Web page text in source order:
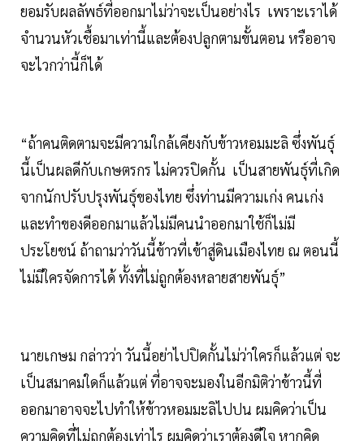
ยอมรับผลลัพธ์ที่ออกมาไม่ว่าจะเป็นอย่างไร เพราะเราได้
จำนวนหัวเชื้อมาเท่านี้และต้องปลูกตามขั้นตอน หรืออาจ
จะไวกว่านี้ก็ได้
“ถ้าคนติดตามจะมีความใกล้เคียงกับข้าวหอมมะลิ ซึ่งพันธุ์
นี้เป็นผลดีกับเกษตรกร ไม่ควรปิดกั้น เป็นสายพันธุ์ที่เกิด
จากนักปรับปรุงพันธุ์ของไทย ซึ่งท่านมีความเก่ง คนเก่ง
และทำของดีออกมาแล้วไม่มีคนนำออกมาใช้ก็ไม่มี
ประโยชน์ ถ้าถามว่าวันนี้ข้าวที่เข้าสู่ดินเมืองไทย ณ ตอนนี้
ไม่มีใครจัดการได้ ทั้งที่ไม่ถูกต้องหลายสายพันธุ์”
นายเกษม กล่าวว่า วันนี้อย่าไปปิดกั้นไม่ว่าใครก็แล้วแต่ จะ
เป็นสมาคมใดก็แล้วแต่ ที่อาจจะมองในอีกมิติว่าข้าวนี้ที่
ออกมาอาจจะไปทำให้ข้าวหอมมะลิไปปน ผมคิดว่าเป็น
ความคิดที่ไม่ถูกต้องเท่าไร ผมคิดว่าเราต้องดีใจ หากคิด